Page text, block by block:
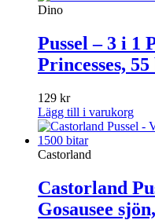
Dino
Pussel – 3 i 1
Princesses,
129 kr
Lägg till i varukorg
Castorland
Castorland
Gosausee